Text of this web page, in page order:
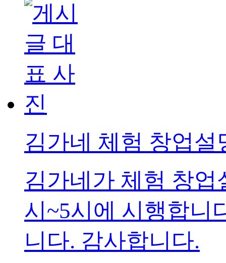
김가네 체험 창업설
김가네가 체험 창업
시~5시에 시행합니
니다. 감사합니다.